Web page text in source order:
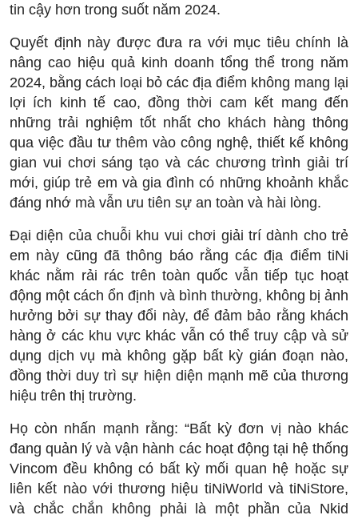
tin cậy hơn trong suốt năm 2024.
Quyết định này được đưa ra với mục tiêu chính là
nâng cao hiệu quả kinh doanh tổng thể trong năm
2024, bằng cách loại bỏ các địa điểm không mang lại
lợi ích kinh tế cao, đồng thời cam kết mang đến
những trải nghiệm tốt nhất cho khách hàng thông
qua việc đầu tư thêm vào công nghệ, thiết kế không
gian vui chơi sáng tạo và các chương trình giải trí
mới, giúp trẻ em và gia đình có những khoảnh khắc
đáng nhớ mà vẫn ưu tiên sự an toàn và hài lòng.
Đại diện của chuỗi khu vui chơi giải trí dành cho trẻ
em này cũng đã thông báo rằng các địa điểm tiNi
khác nằm rải rác trên toàn quốc vẫn tiếp tục hoạt
động một cách ổn định và bình thường, không bị ảnh
hưởng bởi sự thay đổi này, để đảm bảo rằng khách
hàng ở các khu vực khác vẫn có thể truy cập và sử
dụng dịch vụ mà không gặp bất kỳ gián đoạn nào,
đồng thời duy trì sự hiện diện mạnh mẽ của thương
hiệu trên thị trường.
Họ còn nhấn mạnh rằng: “Bất kỳ đơn vị nào khác
đang quản lý và vận hành các hoạt động tại hệ thống
Vincom đều không có bất kỳ mối quan hệ hoặc sự
liên kết nào với thương hiệu tiNiWorld và tiNiStore,
và chắc chắn không phải là một phần của Nkid